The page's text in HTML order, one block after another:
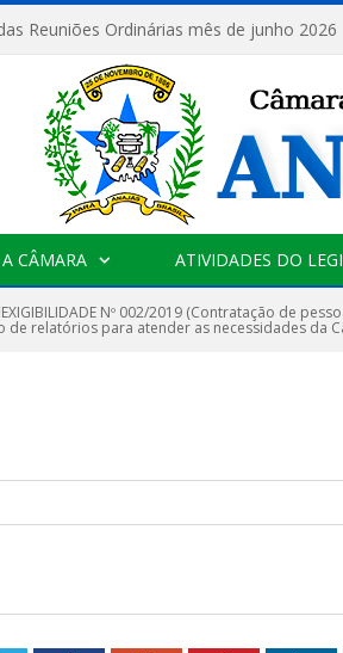
Reuniões Ordinárias mês de junho 2026
A CÂMARA ATIVIDADES DO
Nº 002/2019 (Contratação de
relatórios para atender as necessidades da